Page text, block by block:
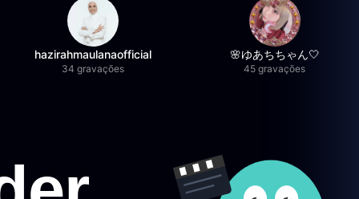
hazirahmaulanaofficial
34 gravações
🌸ゆあちちゃん🤍
45 gravações